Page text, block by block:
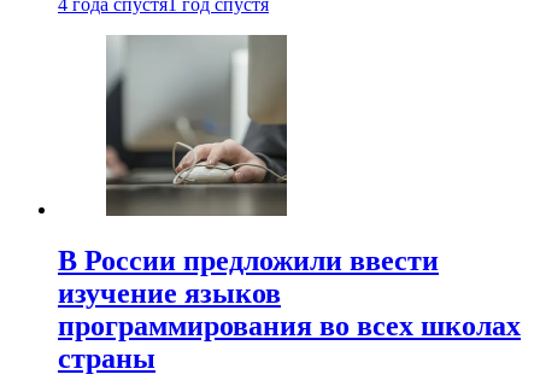
4 года спустя 1 год спустя
В России предложили ввести
изучение языков
программирования во всех школах
страны